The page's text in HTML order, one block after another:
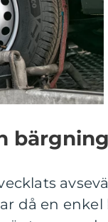
bärgning
då en enkel